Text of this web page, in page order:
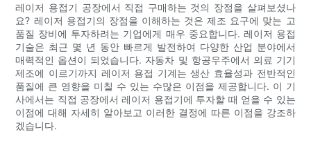
레이저 용접기 공장에서 직접 구매하는 것의 장점을 살펴보셨나
요? 레이저 용접기의 장점을 이해하는 것은 제조 요구에 맞는 고
품질 장비에 투자하려는 기업에게 매우 중요합니다. 레이저 용접
기술은 최근 몇 년 동안 빠르게 발전하여 다양한 산업 분야에서
매력적인 옵션이 되었습니다. 자동차 및 항공우주에서 의료 기기
제조에 이르기까지 레이저 용접 기계는 생산 효율성과 전반적인
품질에 큰 영향을 미칠 수 있는 수많은 이점을 제공합니다. 이 기
사에서는 직접 공장에서 레이저 용접기에 투자할 때 얻을 수 있는
이점에 대해 자세히 알아보고 이러한 결정에 따른 이점을 강조하
겠습니다.